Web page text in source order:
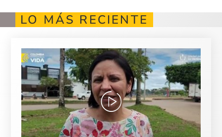
LO MÁS RECIENTE